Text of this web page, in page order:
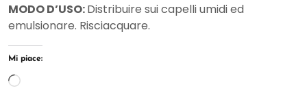
MODO D’USO:Distribuire sui capelli umidi ed
emulsionare. Risciacquare.
Mi piace:
Caricamento